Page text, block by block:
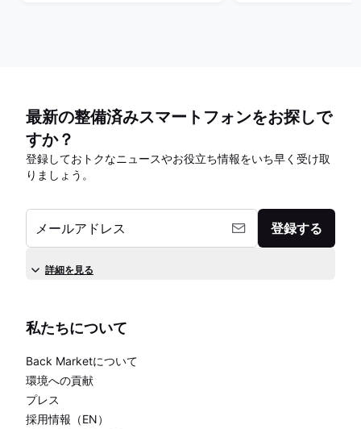
最新の整備済みスマートフォンをお探しで
すか？
登録しておトクなニュースやお役立ち情報をいち早く受け取
りましょう。
メールアドレス 登録する
詳細を見る
私たちについて
Back Marketについて
環境への貢献
プレス
採用情報（EN）